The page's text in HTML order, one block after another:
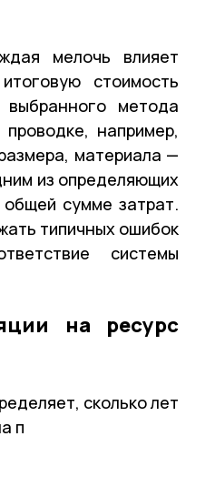
мелочь влияет
стоимость
метода
например,
материала —
из определяющих
сумме затрат.
типичных ошибок
системы
на ресурс
сколько лет
п